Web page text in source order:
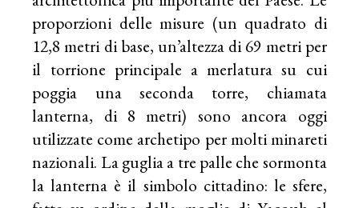
proporzioni delle misure (un quadrato di
12,8 metri di base, un’altezza di 69 metri per
il torrione principale a merlatura su cui
poggia una seconda torre, chiamata
lanterna, di 8 metri) sono ancora oggi
utilizzate come archetipo per molti minareti
nazionali. La guglia a tre palle che sormonta
la lanterna è il simbolo cittadino: le sfere,